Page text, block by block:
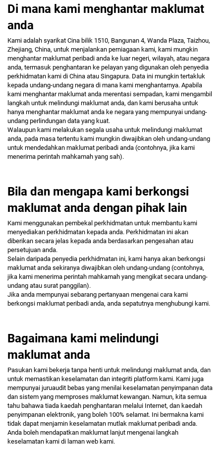
Di mana kami menghantar maklumat
anda
Kami adalah syarikat Cina bilik 1510, Bangunan 4, Wanda Plaza, Taizhou,
Zhejiang, China, untuk menjalankan perniagaan kami, kami mungkin
menghantar maklumat peribadi anda ke luar negeri, wilayah, atau negara
anda, termasuk penghantaran ke pelayan yang digunakan oleh penyedia
perkhidmatan kami di China atau Singapura. Data ini mungkin tertakluk
kepada undang-undang negara di mana kami menghantarnya. Apabila
kami menghantar maklumat anda merentasi sempadan, kami mengambil
langkah untuk melindungi maklumat anda, dan kami berusaha untuk
hanya menghantar maklumat anda ke negara yang mempunyai undang-
undang perlindungan data yang kuat.
Walaupun kami melakukan segala usaha untuk melindungi maklumat
anda, pada masa tertentu kami mungkin diwajibkan oleh undang-undang
untuk mendedahkan maklumat peribadi anda (contohnya, jika kami
menerima perintah mahkamah yang sah).
Bila dan mengapa kami berkongsi
maklumat anda dengan pihak lain
Kami menggunakan pembekal perkhidmatan untuk membantu kami
menyediakan perkhidmatan kepada anda. Perkhidmatan ini akan
diberikan secara jelas kepada anda berdasarkan pengesahan atau
persetujuan anda.
Selain daripada penyedia perkhidmatan ini, kami hanya akan berkongsi
maklumat anda sekiranya diwajibkan oleh undang-undang (contohnya,
jika kami menerima perintah mahkamah yang mengikat secara undang-
undang atau surat panggilan).
Jika anda mempunyai sebarang pertanyaan mengenai cara kami
berkongsi maklumat peribadi anda, anda sepatutnya menghubungi kami.
Bagaimana kami melindungi
maklumat anda
Pasukan kami bekerja tanpa henti untuk melindungi maklumat anda, dan
untuk memastikan keselamatan dan integriti platform kami. Kami juga
mempunyai juruaudit bebas yang menilai keselamatan penyimpanan data
dan sistem yang memproses maklumat kewangan. Namun, kita semua
tahu bahawa tiada kaedah penghantaran melalui Internet, dan kaedah
penyimpanan elektronik, yang boleh 100% selamat. Ini bermakna kami
tidak dapat menjamin keselamatan mutlak maklumat peribadi anda.
Anda boleh mendapatkan maklumat lanjut mengenai langkah
keselamatan kami di laman web kami.